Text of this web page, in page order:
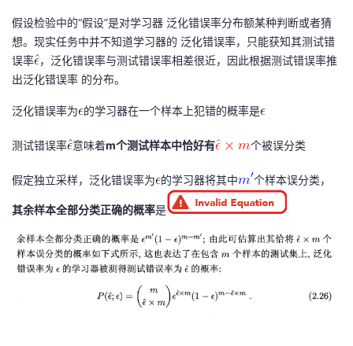
子
直
播
的
活
我
的
我
发
者
Programs
的
支
假设检验中的“假设”是对学习器 泛化错误率分布额某种判断或者猜
想。现实任务中并不知道学习器的 泛化错误率，只能获知其测试错
误率 ，泛化错误率与测试错误率相差很近，因此根据测试错误率推
出泛化错误率 的分布。
泛化错误率为 的学习器在一个样本上犯错的概率是
测试错误率 意味着m个测试样本中恰好有 个被误分类
假定独立采样，泛化错误率为 的学习器将其中 个样本误分类，
其余样本全部分类正确的概率是